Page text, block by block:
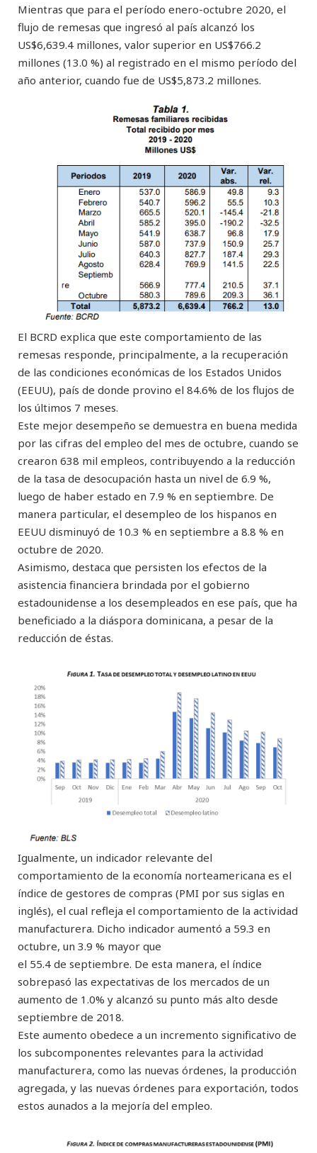
Mientras que para el período enero-octubre 2020, el
flujo de remesas que ingresó al país alcanzó los
US$6,639.4 millones, valor superior en US$766.2
millones (13.0 %) al registrado en el mismo período del
año anterior, cuando fue de US$5,873.2 millones.
El BCRD explica que este comportamiento de las
remesas responde, principalmente, a la recuperación
de las condiciones económicas de los Estados Unidos
(EEUU), país de donde provino el 84.6% de los flujos de
los últimos 7 meses.
Este mejor desempeño se demuestra en buena medida
por las cifras del empleo del mes de octubre, cuando se
crearon 638 mil empleos, contribuyendo a la reducción
de la tasa de desocupación hasta un nivel de 6.9 %,
luego de haber estado en 7.9 % en septiembre. De
manera particular, el desempleo de los hispanos en
EEUU disminuyó de 10.3 % en septiembre a 8.8 % en
octubre de 2020.
Asimismo, destaca que persisten los efectos de la
asistencia financiera brindada por el gobierno
estadounidense a los desempleados en ese país, que ha
beneficiado a la diáspora dominicana, a pesar de la
reducción de éstas.
Igualmente, un indicador relevante del
comportamiento de la economía norteamericana es el
índice de gestores de compras (PMI por sus siglas en
inglés), el cual refleja el comportamiento de la actividad
manufacturera. Dicho indicador aumentó a 59.3 en
octubre, un 3.9 % mayor que
el 55.4 de septiembre. De esta manera, el índice
sobrepasó las expectativas de los mercados de un
aumento de 1.0% y alcanzó su punto más alto desde
septiembre de 2018.
Este aumento obedece a un incremento significativo de
los subcomponentes relevantes para la actividad
manufacturera, como las nuevas órdenes, la producción
agregada, y las nuevas órdenes para exportación, todos
estos aunados a la mejoría del empleo.